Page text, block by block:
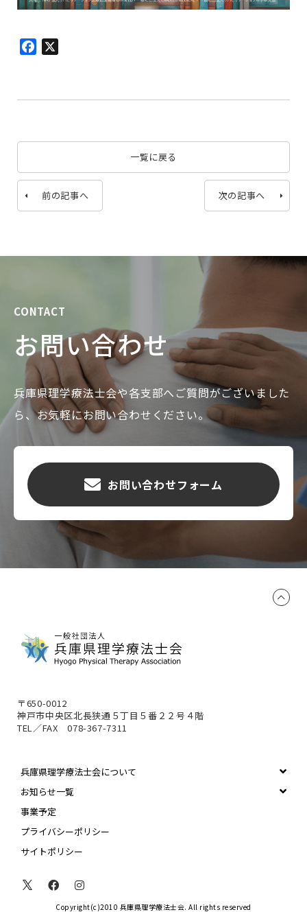
Facebook
一覧に戻る
前の記事へ 次の記事へ
CONTACT
お問い合わせ
兵庫県理学療法士会や各支部へご質問がございました
ら、お気軽にお問い合わせください。
お問い合わせフォーム
〒650-0012
神戸市中央区北長狭通５丁目５番２２号４階
TEL／FAX 078-367-7311
兵庫県理学療法士会について
お知らせ一覧
事業予定
プライバシーポリシー
サイトポリシー
Copyright(c)2010 兵庫県理学療法士会. All rights reserved